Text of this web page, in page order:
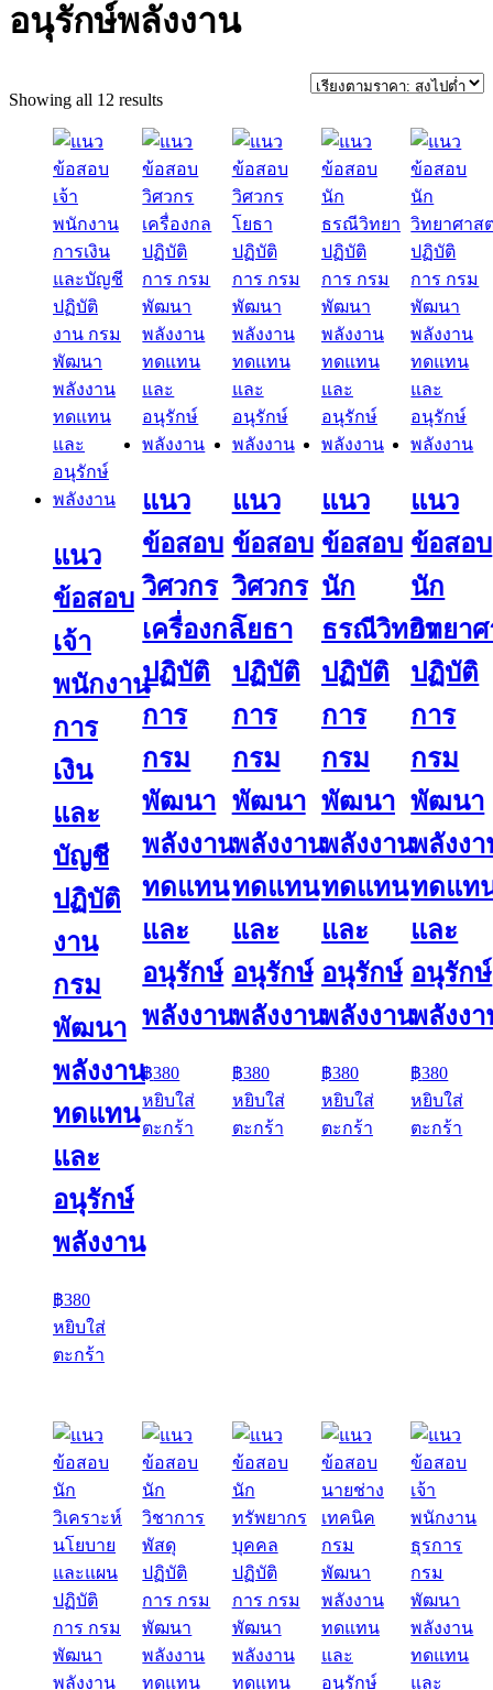
อนุรักษ์พลังงาน
Showing all 12 resultsSorted
price:
to
low
แนว
ข้อสอบ
เจ้า
พนักงาน
การ
เงิน
และ
บัญชี
ปฏิบัติ
งาน
กรม
พัฒนา
พลังงาน
ทดแทน
และ
อนุรักษ์
พลังงาน
฿380
หยิบใส่
ตะกร้า
แนว
ข้อสอบ
วิศวกร
เครื่องกล
ปฏิบัติ
การ
กรม
พัฒนา
พลังงาน
ทดแทน
และ
อนุรักษ์
พลังงาน
฿380
หยิบใส่
ตะกร้า
แนว
ข้อสอบ
วิศวกร
โยธา
ปฏิบัติ
การ
กรม
พัฒนา
พลังงาน
ทดแทน
และ
อนุรักษ์
พลังงาน
฿380
หยิบใส่
ตะกร้า
แนว
ข้อสอบ
นัก
ธรณีวิทยา
ปฏิบัติ
การ
กรม
พัฒนา
พลังงาน
ทดแทน
และ
อนุรักษ์
พลังงาน
฿380
หยิบใส่
ตะกร้า
แนว
ข้อสอบ
นัก
วิทยา
ปฏิบัติ
การ
กรม
พัฒนา
พลังงา
ทดแท
และ
อนุรักษ์
พลังงา
฿380
หยิบใส่
ตะกร้า